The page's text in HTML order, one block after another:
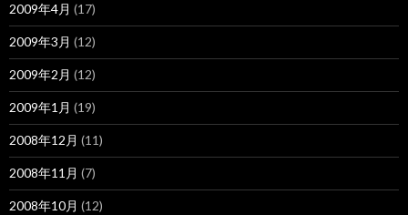
2009年4月 (17)
2009年3月 (12)
2009年2月 (12)
2009年1月 (19)
2008年12月 (11)
2008年11月 (7)
2008年10月 (12)